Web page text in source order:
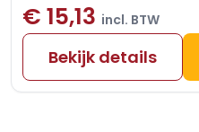
€ 15,13 incl. BTW
Bekijk details